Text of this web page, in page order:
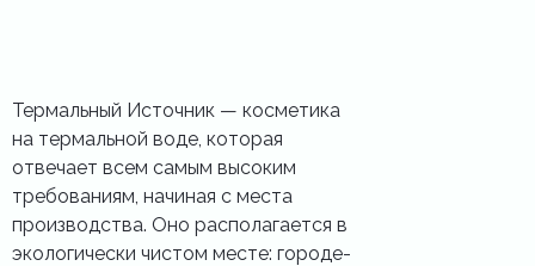
Термальный Источник — косметика
на термальной воде, которая
отвечает всем самым высоким
требованиям, начиная с места
производства. Оно располагается в
экологически чистом месте: городе-